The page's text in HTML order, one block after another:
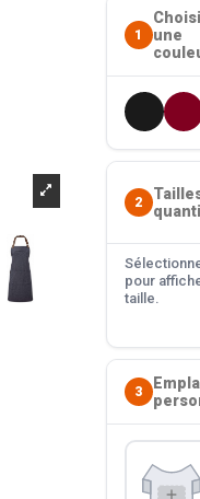
1
une
2
pour
taille.
3